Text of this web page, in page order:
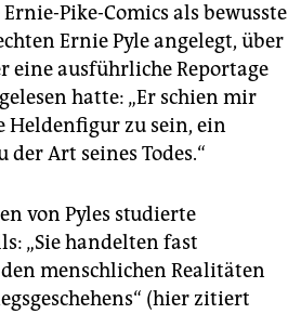
Pike-Comics als bewusste
Ernie Pyle angelegt, über
eine ausführliche Reportage
hatte: „Er schien mir
Heldenfigur zu sein, ein
Art seines Todes.“
von Pyles studierte
„Sie handelten fast
menschlichen Realitäten
(hier zitiert